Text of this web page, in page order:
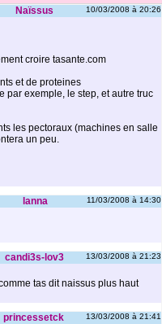
Naïssus 10/03/2008 à 20:26
croire tasante.com
et de proteines
par exemple, le step, et autre truc
les pectoraux (machines en salle
un peu.
lanna 11/03/2008 à 14:30
candi3s-lov3 13/03/2008 à 21:23
tas dit naissus plus haut
princessetck 13/03/2008 à 21:41